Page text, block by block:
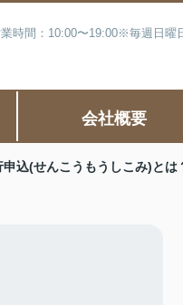
時間：10:00〜19:00※毎週日
会社概要
込(せんこうもうしこみ)とは